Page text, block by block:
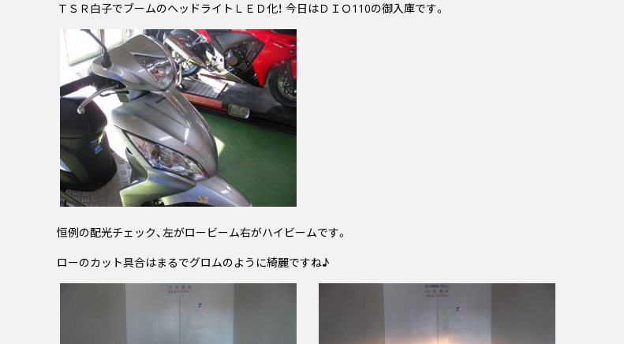
ＴＳＲ白子でブームのヘッドライトＬＥＤ化！ 今日はＤＩＯ110の御入庫です。
恒例の配光チェック、左がロービーム右がハイビームです。
ローのカット具合はまるでグロムのように綺麗ですね♪